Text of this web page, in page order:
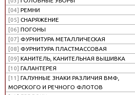
[04] РЕМНИ
[05] СНАРЯЖЕНИЕ
[06] ПОГОНЫ
[07] ФУРНИТУРА МЕТАЛЛИЧЕСКАЯ
[08] ФУРНИТУРА ПЛАСТМАССОВАЯ
[09] КАНИТЕЛЬ, КАНИТЕЛЬНАЯ ВЫШИВКА
[10] ГАЛАНТЕРЕЯ
[11] ГАЛУННЫЕ ЗНАКИ РАЗЛИЧИЯ ВМФ,
МОРСКОГО И РЕЧНОГО ФЛОТОВ